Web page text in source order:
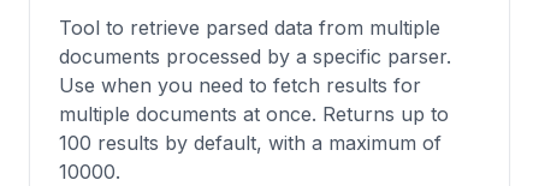
Tool to retrieve parsed data from multiple
documents processed by a specific parser.
Use when you need to fetch results for
multiple documents at once. Returns up to
100 results by default, with a maximum of
10000.